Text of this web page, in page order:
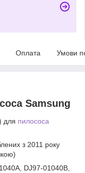
Оплата Умови
Samsung
для пилососа
з 2011 року
DJ97-01040B,